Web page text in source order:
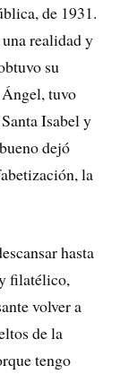
de 1931.
realidad y
su
tuvo
Isabel y
dejó
la
hasta
filatélico,
volver a
de la
tengo